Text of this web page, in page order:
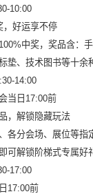
10:00
，好运享不停
中奖，奖品含：
垫、技术图书等十余
14:00
当日17:00前
，解锁隐藏玩法
各分会场、展位等指
可解锁阶梯式专属好
17:00
17:00前